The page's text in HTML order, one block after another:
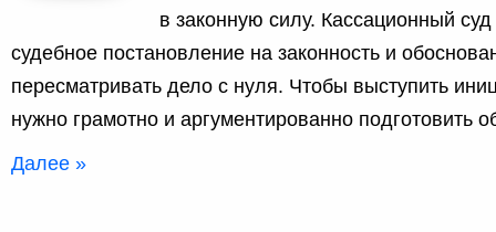
в законную силу. Кассационный
судебное постановление на законность и
пересматривать дело с нуля. Чтобы выступить
нужно грамотно и аргументированно подготовить
Далее »